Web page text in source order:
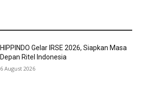
HIPPINDO Gelar IRSE 2026, Siapkan Masa
Depan Ritel Indonesia
6 August 2026